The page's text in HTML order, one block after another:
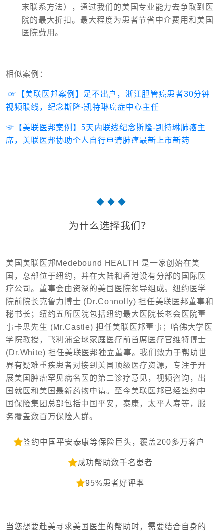
末联系方法），通过我们的美国专业能力去争取到医
院的最大折扣。最大程度为患者节省中介费用和美国
医院费用。
相似案例：
☞【美联医邦案例】足不出户，浙江胆管癌患者30分钟
视频联线，纪念斯隆-凯特琳癌症中心主任
☞【美联医邦案例】5天内联线纪念斯隆-凯特琳肺癌主
席，美联医邦协助个人自行申请肺癌最新上市新药
◆ ◆ ◆
为什么选择我们？
美国美联医邦Medebound HEALTH 是一家创始在美
国，总部位于纽约，并在大陆和香港设有分部的国际医
疗公司。董事会由资深的美国医院领导组成。纽约医学
院前院长克鲁力博士 (Dr.Connolly) 担任美联医邦董事和
秘书长；纽约五所医院包括纽约最大医院长老会医院董
事卡思先生 (Mr.Castle) 担任美联医邦董事；哈佛大学医
学院教授，飞利浦全球家庭医疗前首席医疗官维特博士
(Dr.White) 担任美联医邦独立董事。我们致力于帮助世
界有疑难重疾患者对接到美国顶级医疗资源，专注于开
展美国肿瘤罕见病名医的第二诊疗意见，视频咨询，出
国就医和美国最新药物申请。至今美联医邦已经签约中
国保险集团总部包括中国平安，泰康，太平人寿等，服
务覆盖数百万保险人群。
签约中国平安泰康等保险巨头，覆盖200多万客户
成功帮助数千名患者
95%患者好评率
当您想要赴美寻求美国医生的帮助时，需要结合自身的